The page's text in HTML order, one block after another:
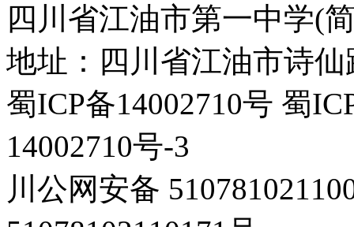
四川省江油市第一中学(
地址：四川省江油市诗仙
蜀ICP备14002710号 蜀
14002710号-3
川公网安备